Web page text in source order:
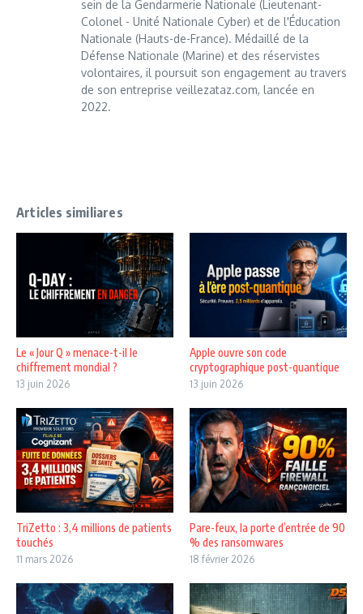
sein de la Gendarmerie Nationale (Lieutenant-
Colonel - Unité Nationale Cyber) et de l'Éducation
Nationale (Hauts-de-France). Médaillé de la
Défense Nationale (Marine) et des réservistes
volontaires, il poursuit son engagement au travers
de son entreprise veillezataz.com, lancée en
2022.
Articles similiares
Le « Jour Q » menace-t-il le
chiffrement mondial ?
13 juin 2026
Apple ouvre son code
cryptographique post-quantique
13 juin 2026
TriZetto : 3,4 millions de patients
touchés
11 mars 2026
Pare-feux, la porte d’entrée de 90
% des ransomwares
18 février 2026